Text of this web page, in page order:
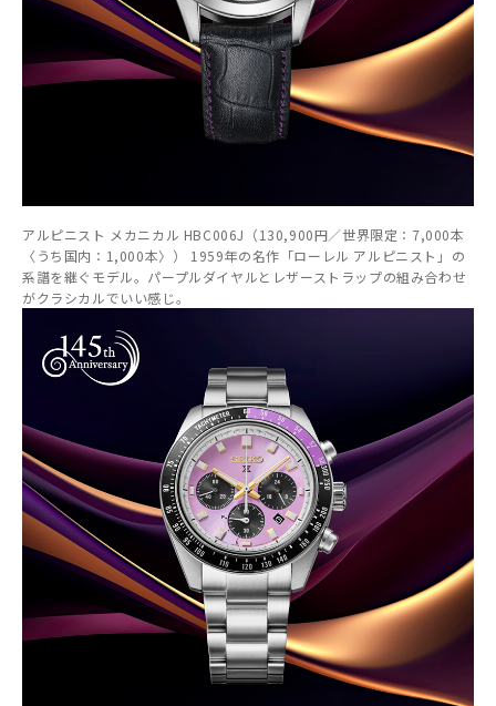
アルピニスト メカニカル HBC006J（130,900円／世界限定：7,000本
〈うち国内：1,000本〉） 1959年の名作「ローレル アルピニスト」の
系譜を継ぐモデル。パープルダイヤルとレザーストラップの組み合わせ
がクラシカルでいい感じ。